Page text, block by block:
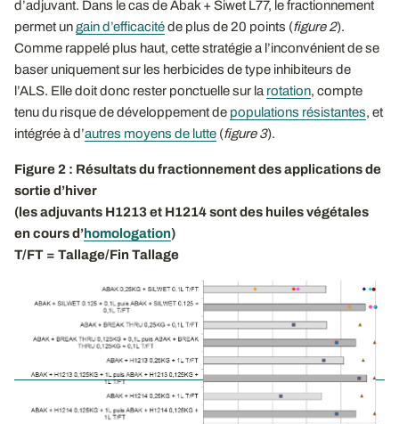
d’adjuvant. Dans le cas de Abak + Siwet L77, le fractionnement
permet ungain d’efficacitéde plus de 20 points (figure 2).
Comme rappelé plus haut, cette stratégie a l’inconvénient de se
baser uniquement sur les herbicides de type inhibiteurs de
l’ALS. Elle doit donc rester ponctuelle sur la rotation, compte
tenu du risque de développement de populations résistantes, et
intégrée à d’autres moyens de lutte (figure 3).
Figure 2 : Résultats du fractionnement des applications de
sortie d’hiver
(les adjuvants H1213 et H1214 sont des huiles végétales
en cours d’homologation)
T/FT = Tallage/Fin Tallage